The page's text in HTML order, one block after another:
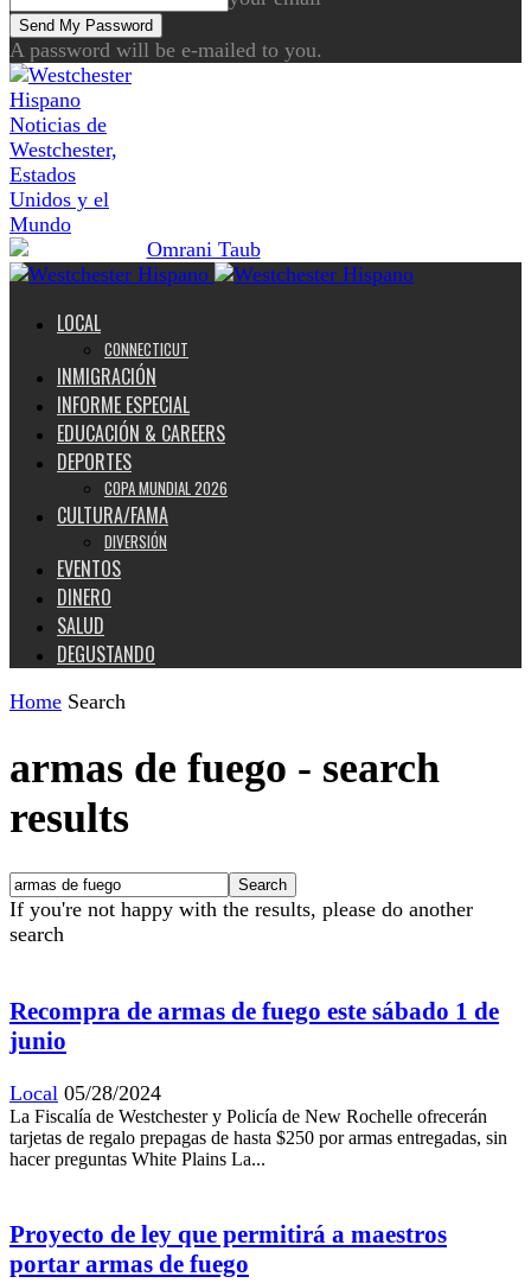
A password will be e-mailed to you.
Noticias de
Westchester,
Estados
Unidos y el
Mundo
LOCAL
CONNECTICUT
INMIGRACIÓN
INFORME ESPECIAL
EDUCACIÓN & CAREERS
DEPORTES
COPA MUNDIAL 2026
CULTURA/FAMA
DIVERSIÓN
EVENTOS
DINERO
SALUD
DEGUSTANDO
Home Search
armas de fuego - search
results
If you're not happy with the results, please do another
search
Recompra de armas de fuego este sábado 1 de
junio
Local 05/28/2024
La Fiscalía de Westchester y Policía de New Rochelle ofrecerán
tarjetas de regalo prepagas de hasta $250 por armas entregadas, sin
hacer preguntas White Plains La...
Proyecto de ley que permitirá a maestros
portar armas de fuego